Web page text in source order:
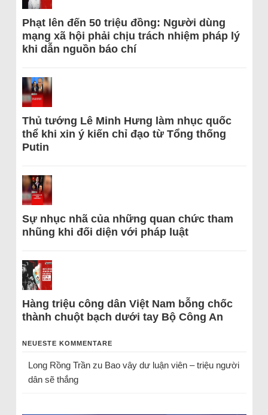
Phạt lên đến 50 triệu đồng: Người dùng
mạng xã hội phải chịu trách nhiệm pháp lý
khi dẫn nguồn báo chí
Thủ tướng Lê Minh Hưng làm nhục quốc
thể khi xin ý kiến chỉ đạo từ Tổng thống
Putin
Sự nhục nhã của những quan chức tham
nhũng khi đối diện với pháp luật
Hàng triệu công dân Việt Nam bỗng chốc
thành chuột bạch dưới tay Bộ Công An
NEUESTE KOMMENTARE
Long Rồng Trầnzu Bao vây dư luận viên – triệu người
dân sẽ thắng